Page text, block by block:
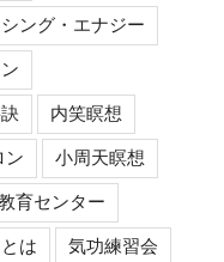
ング・エナジー
内笑瞑想
ン 小周天瞑想
育センター
は 気功練習会